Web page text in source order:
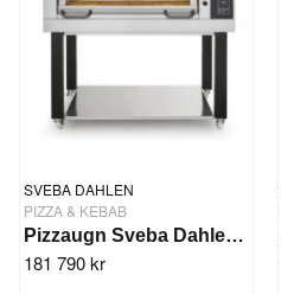
SVEBA DAHLEN
PIZZA & KEBAB
Pizzaugn Sveba Dahlen DC-23P, 2-däck
181 790 kr